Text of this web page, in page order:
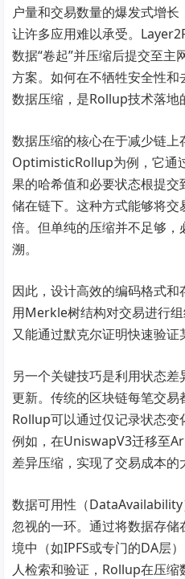
户量和交易数量的爆发式增
让许多应用难以承受。
数据“卷起”并压缩后提交至
方案。如何在不牺牲安全性
数据压缩，是Rollup技术落地
数据压缩的核心在于减少链上
OptimisticRollup为例，它通
果的哈希值和必要状态根提
储在链下。这种方式能够将
倍。但单纯的压缩并不足够
溯。
因此，设计高效的编码格式
用Merkle树结构对交易进行
又能通过默克尔证明快速验证
另一个关键技巧是利用状态
更新。传统的区块链每笔交
Rollup可以通过仅记录状态变
例如，在UniswapV3迁移至
差异压缩，实现了交易成本的
数据可用性（
忽视的一环。通过将数据存
境中（如IPFS或专门的DA层
人检索和验证，Rollup在压缩